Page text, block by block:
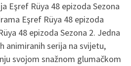
Eşref Rüya 48 epizoda Sezona
Eşref Rüya 48 epizoda
48 epizoda Sezona 2. Jedna
animiranih serija na svijetu,
svojom snažnom glumačkom